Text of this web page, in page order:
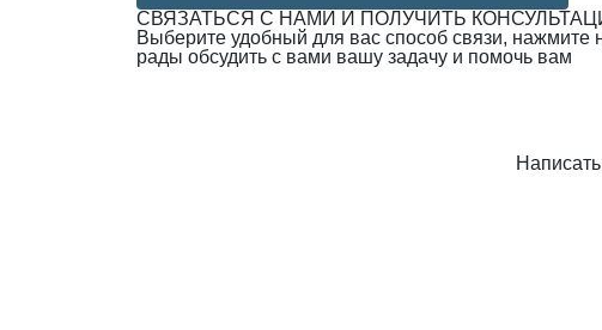
СВЯЗАТЬСЯ С НАМИ И ПОЛУЧИТЬ
Выберите удобный для вас способ связи, нажмите
рады обсудить с вами вашу задачу и помочь вам